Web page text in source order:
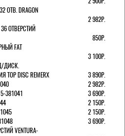
ОТВ. DRAGON
2 982Р.
ОТВЕРСТИЙ
850Р.
FAT
3 100Р.
ДИСК.
DISC REMERX
3 890Р.
2 982Р.
381041
3 690Р.
2 150Р.
2 150Р.
3 690Р.
VENTURA-